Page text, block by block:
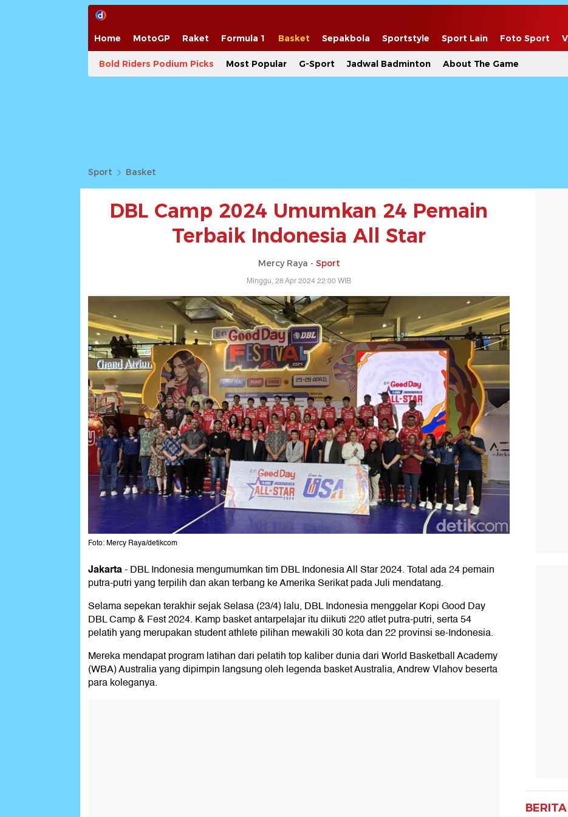
Home MotoGP Raket Formula 1 Basket Sepakbola Sportstyle Sport Lain Foto Sport
Bold Riders Podium Picks Most Popular G-Sport Jadwal Badminton About The Game
Sport Basket
DBL Camp 2024 Umumkan 24 Pemain
Terbaik Indonesia All Star
Mercy Raya - Sport
Minggu, 28 Apr 2024 22:00 WIB
Foto: Mercy Raya/detikcom
Jakarta-DBL Indonesia mengumumkan tim DBL Indonesia All Star 2024. Total ada 24 pemain
putra-putri yang terpilih dan akan terbang ke Amerika Serikat pada Juli mendatang.
Selama sepekan terakhir sejak Selasa (23/4) lalu, DBL Indonesia menggelar Kopi Good Day
DBL Camp & Fest 2024. Kamp basket antarpelajar itu diikuti 220 atlet putra-putri, serta 54
pelatih yang merupakan student athlete pilihan mewakili 30 kota dan 22 provinsi se-Indonesia.
Mereka mendapat program latihan dari pelatih top kaliber dunia dari World Basketball Academy
(WBA) Australia yang dipimpin langsung oleh legenda basket Australia, Andrew Vlahov beserta
para koleganya.